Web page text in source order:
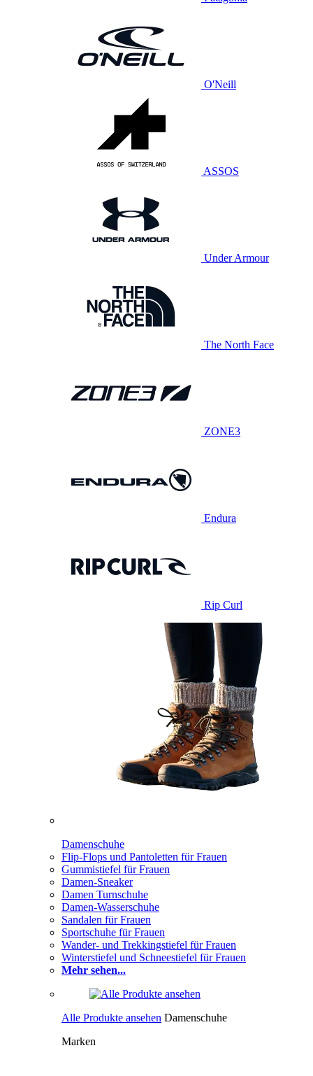
O'Neill
ASSOS
Under Armour
The North Face
ZONE3
Endura
Rip Curl
Damenschuhe
Flip-Flops und Pantoletten für Frauen
Gummistiefel für Frauen
Damen-Sneaker
Damen Turnschuhe
Damen-Wasserschuhe
Sandalen für Frauen
Sportschuhe für Frauen
Wander- und Trekkingstiefel für Frauen
Winterstiefel und Schneestiefel für Frauen
Mehr sehen...
Alle Produkte ansehen Damenschuhe
Marken